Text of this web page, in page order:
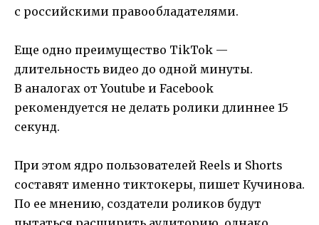
с российскими правообладателями.
Еще одно преимущество TikTok —
длительность видео до одной минуты.
В аналогах от Youtube и Facebook
рекомендуется не делать ролики длиннее 15
секунд.
При этом ядро пользователей Reels и Shorts
составят именно тиктокеры, пишет Кучинова.
По ее мнению, создатели роликов будут